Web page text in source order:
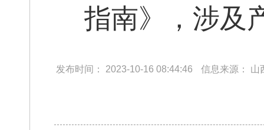
指南》，涉及
发布时间： 2023-10-16 08:44:46 信息来源： 山